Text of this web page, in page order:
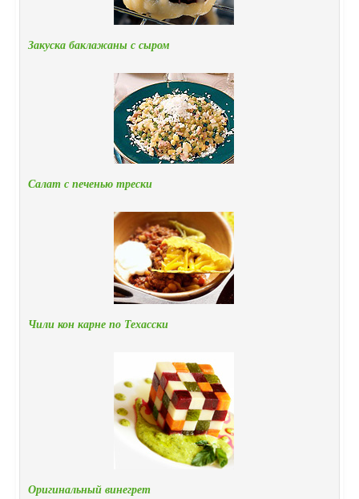
Закуска баклажаны с сыром
Салат с печенью трески
Чили кон карне по Техасски
Оригинальный винегрет